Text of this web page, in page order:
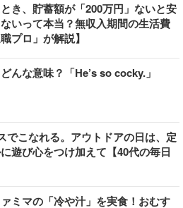
き、貯蓄額が「200万円」ないと安
いって本当？無収入期間の生活費
プロ」が解説】
んな意味？「He’s so cocky.」
でこなれる。アウトドアの日は、定
遊び心をつけ加えて【40代の毎日
ミマの「冷や汁」を実食！おむす